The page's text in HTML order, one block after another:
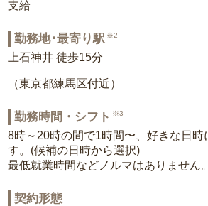
支給
勤務地･最寄り駅 ※2
上石神井 徒歩15分
（東京都練馬区付近）
勤務時間・シフト ※3
8時～20時の間で1時間〜、好きな日時
す。(候補の日時から選択)
最低就業時間などノルマはありません。
契約形態